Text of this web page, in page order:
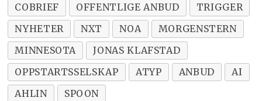
COBRIEF OFFENTLIGE ANBUD
TRIGGER
NYHETER
NXT NOA
MORGENSTERN
MINNESOTA
JONAS KLAFSTAD
OPPSTARTSSELSKAP
ATYP ANBUD
AI
AHLIN
SPOON